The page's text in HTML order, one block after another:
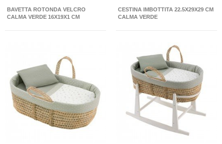
BAVETTA ROTONDA VELCRO
CALMA VERDE 16X19X1 CM
CESTINA IMBOTTITA 22.5X29X29 CM
CALMA VERDE